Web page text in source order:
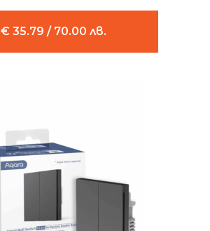
€ 35.79 / 70.00 лв.